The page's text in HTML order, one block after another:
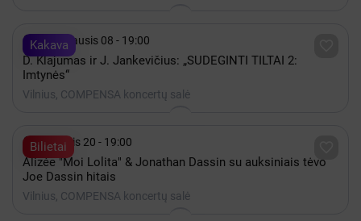
Kakava
 2027 Sausis 08 - 19:00
D. Klajumas ir J. Jankevičius: „SUDEGINTI TILTAI 2:
Imtynės“
Vilnius, COMPENSA koncertų salė
Bilietai
 Lapkritis 20 - 19:00
Alizée "Moi Lolita" & Jonathan Dassin su auksiniais tėvo
Joe Dassin hitais
Vilnius, COMPENSA koncertų salė